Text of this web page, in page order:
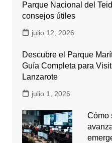
Parque Nacional del
consejos útiles
julio 12, 2026
Descubre el Parque
Guía Completa para
Lanzarote
julio 1, 2026
Cómo